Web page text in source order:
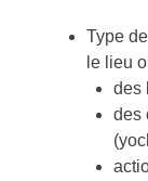
Type
le lieu
des
des